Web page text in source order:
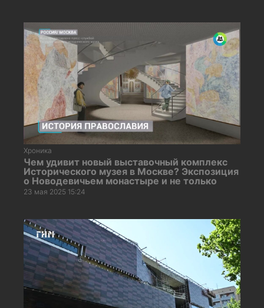
Хроника
Чем удивит новый выставочный комплекс
Исторического музея в Москве? Экспозиция
о Новодевичьем монастыре и не только
23 мая 2025 15:24